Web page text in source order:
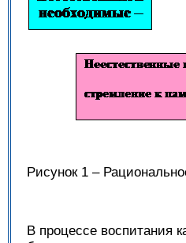
Рисунок 1 –
В процессе воспитания